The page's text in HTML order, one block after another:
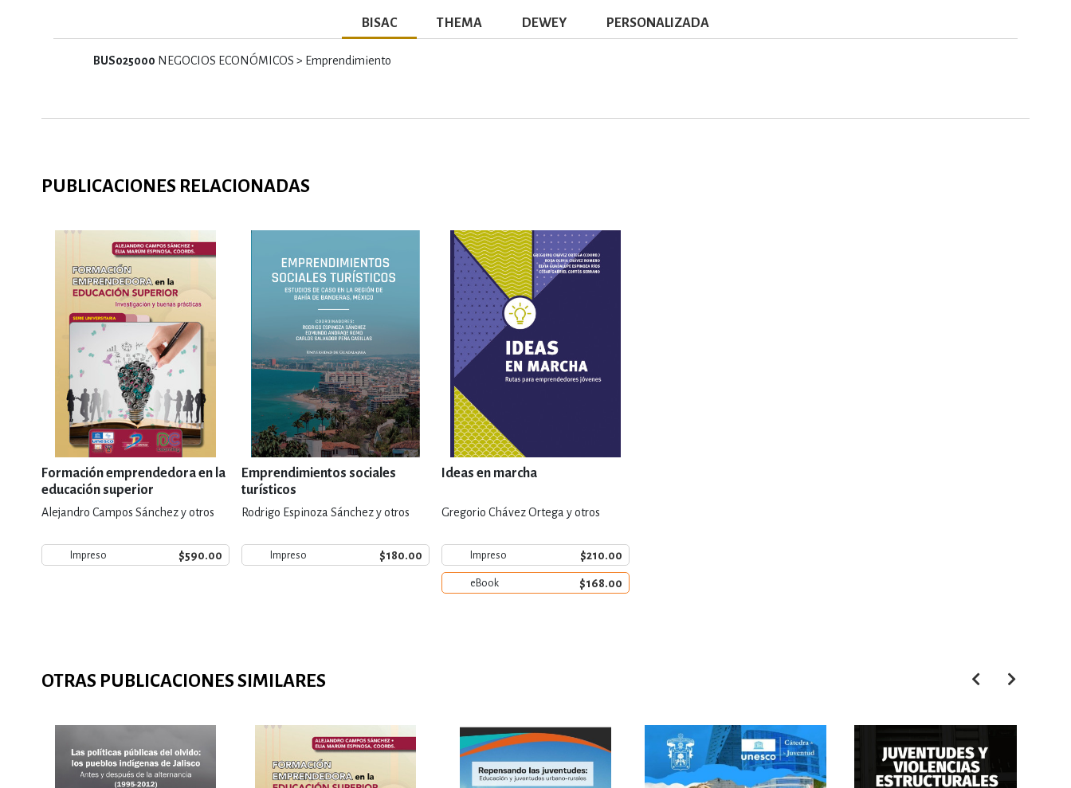
BISAC THEMA DEWEY PERSONALIZADA
BUS025000 NEGOCIOS ECONÓMICOS > Emprendimiento
PUBLICACIONES RELACIONADAS
Formación emprendedora en la
educación superior
Alejandro Campos Sánchez y otros
Impreso $590.00
Emprendimientos sociales
turísticos
Rodrigo Espinoza Sánchez y otros
Impreso $180.00
Ideas en marcha
Gregorio Chávez Ortega y otros
Impreso $210.00
eBook $168.00
OTRAS PUBLICACIONES SIMILARES